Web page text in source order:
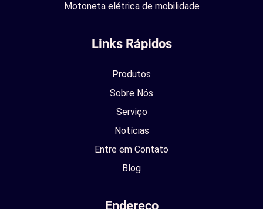
Motoneta elétrica de mobilidade
Links Rápidos
Produtos
Sobre Nós
Serviço
Notícias
Entre em Contato
Blog
Endereço